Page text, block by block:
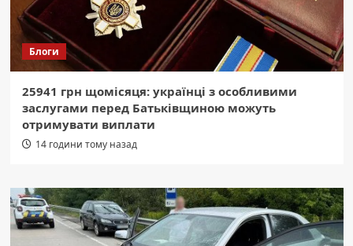
Блоги
25941 грн щомісяця: українці з особливими
заслугами перед Батьківщиною можуть
отримувати виплати
14 години тому назад